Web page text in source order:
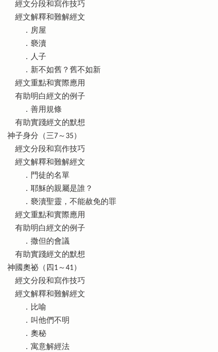
經文分段和寫作技巧
經文解釋和難解經文
．房屋
．褻瀆
．人子
．新不如舊？舊不如新
經文重點和實際應用
有助明白經文的例子
．善用規條
有助實踐經文的默想
神子身分（三7～35）
經文分段和寫作技巧
經文解釋和難解經文
．門徒的名單
．耶穌的親屬是誰？
．褻瀆聖靈，不能赦免的罪
經文重點和實際應用
有助明白經文的例子
．撒但的會議
有助實踐經文的默想
神國奧祕（四1～41）
經文分段和寫作技巧
經文解釋和難解經文
．比喻
．叫他們不明
．奧秘
．寓意解經法